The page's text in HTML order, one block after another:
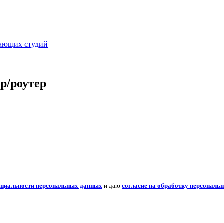
студий
роутер
персональных данных и даю согласие на обработку